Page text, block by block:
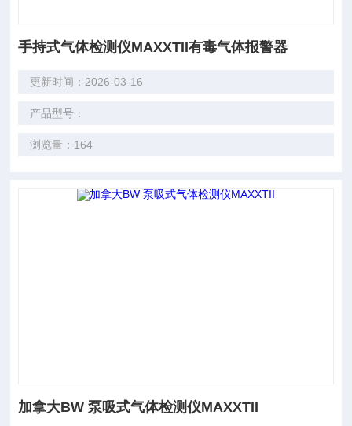
手持式气体检测仪MAXXTII有毒气体报警器
更新时间：2026-03-16
产品型号：
浏览量：164
加拿大BW 泵吸式气体检测仪MAXXTII